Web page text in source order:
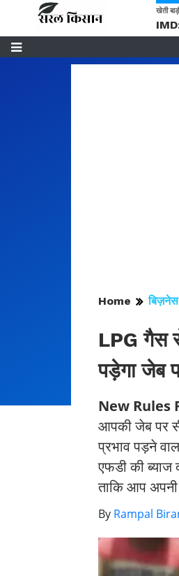
खेती
Home बिज़नेस
LPG गैस
पड़ेगा जेब
New Rules
आपकी जेब पर
प्रभाव पड़ने
एफडी की ब्याज
ताकि आप
By Rampal